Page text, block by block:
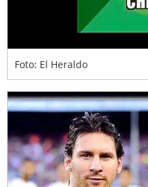
Foto: El Heraldo